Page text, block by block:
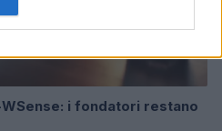
i fondatori restano